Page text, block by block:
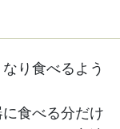
り食べるよう
食べる分だけ